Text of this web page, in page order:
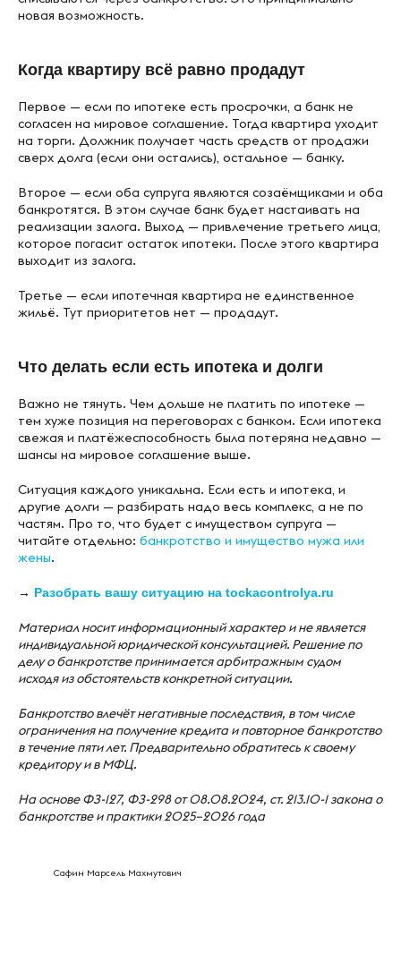
новая возможность.
Когда квартиру всё равно продадут
Первое — если по ипотеке есть просрочки, а банк не
согласен на мировое соглашение. Тогда квартира уходит
на торги. Должник получает часть средств от продажи
сверх долга (если они остались), остальное — банку.
Второе — если оба супруга являются созаёмщиками и оба
банкротятся. В этом случае банк будет настаивать на
реализации залога. Выход — привлечение третьего лица,
которое погасит остаток ипотеки. После этого квартира
выходит из залога.
Третье — если ипотечная квартира не единственное
жильё. Тут приоритетов нет — продадут.
Что делать если есть ипотека и долги
Важно не тянуть. Чем дольше не платить по ипотеке —
тем хуже позиция на переговорах с банком. Если ипотека
свежая и платёжеспособность была потеряна недавно —
шансы на мировое соглашение выше.
Ситуация каждого уникальна. Если есть и ипотека, и
другие долги — разбирать надо весь комплекс, а не по
частям. Про то, что будет с имуществом супруга —
читайте отдельно: банкротство и имущество мужа или
жены.
→ Разобрать вашу ситуацию на tockacontrolya.ru
Материал носит информационный характер и не является
индивидуальной юридической консультацией. Решение по
делу о банкротстве принимается арбитражным судом
исходя из обстоятельств конкретной ситуации.
Банкротство влечёт негативные последствия, в том числе
ограничения на получение кредита и повторное банкротство
в течение пяти лет. Предварительно обратитесь к своему
кредитору и в МФЦ.
На основе ФЗ-127, ФЗ-298 от 08.08.2024, ст. 213.10-1 закона о
банкротстве и практики 2025–2026 года
Сафин Марсель Махмутович